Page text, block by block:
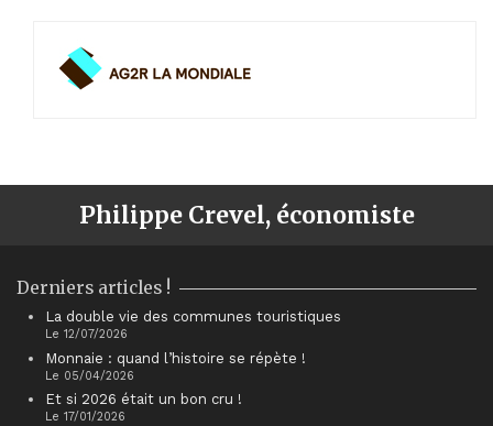
Philippe Crevel, économiste
Derniers articles !
La double vie des communes touristiques
Le 12/07/2026
Monnaie : quand l’histoire se répète !
Le 05/04/2026
Et si 2026 était un bon cru !
Le 17/01/2026